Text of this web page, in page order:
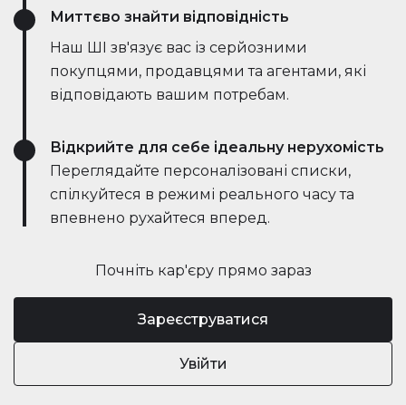
Почніть кар'єру прямо зараз
Зареєструватися
Увійти
Миттєво знайти відповідність
Наш ШІ зв'язує вас із серйозними
покупцями, продавцями та агентами, які
відповідають вашим потребам.
Відкрийте для себе ідеальну нерухомість
Переглядайте персоналізовані списки,
спілкуйтеся в режимі реального часу та
впевнено рухайтеся вперед.